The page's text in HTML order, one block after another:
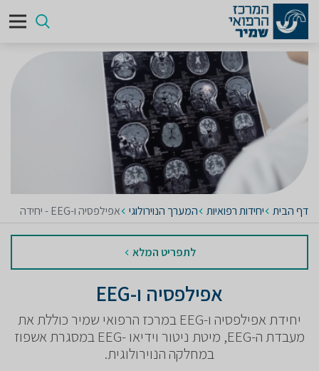
דף הבית יחידות רפואיות המערך הנוירולוגי אפילפסיה ו-EEG - יחידה
לתפריט המלא
אפילפסיה ו-EEG
יחידת אפילפסיה ו-EEG במרכז הרפואי שמיר כוללת את
מעבדת ה-EEG, מיטת ניטור וידיאו -EEG במסגרת אשפוז
במחלקה הנוירולוגית.